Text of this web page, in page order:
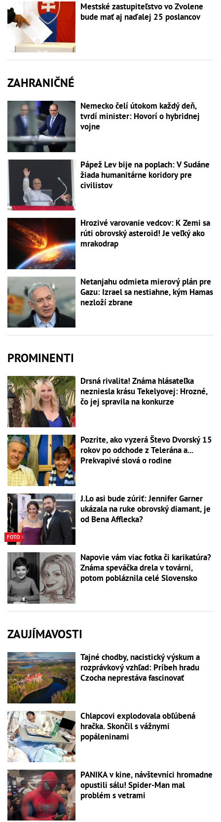
Mestské zastupiteľstvo vo Zvolene
bude mať aj naďalej 25 poslancov
ZAHRANIČNÉ
Nemecko čelí útokom každý deň,
tvrdí minister: Hovorí o hybridnej
vojne
Pápež Lev bije na poplach: V Sudáne
žiada humanitárne koridory pre
civilistov
Hrozivé varovanie vedcov: K Zemi sa
rúti obrovský asteroid! Je veľký ako
mrakodrap
Netanjahu odmieta mierový plán pre
Gazu: Izrael sa nestiahne, kým Hamas
nezloží zbrane
PROMINENTI
Drsná rivalita! Známa hlásateľka
nezniesla krásu Tekelyovej: Hrozné,
čo jej spravila na konkurze
Pozrite, ako vyzerá Števo Dvorský 15
rokov po odchode z Telerána a...
Prekvapivé slová o rodine
FOTO
J.Lo asi bude zúriť: Jennifer Garner
ukázala na ruke obrovský diamant, je
od Bena Afflecka?
Napovie vám viac fotka či karikatúra?
Známa speváčka drela v továrni,
potom pobláznila celé Slovensko
ZAUJÍMAVOSTI
Tajné chodby, nacistický výskum a
rozprávkový vzhľad: Príbeh hradu
Czocha neprestáva fascinovať
Chlapcovi explodovala obľúbená
hračka. Skončil s vážnymi
popáleninami
PANIKA v kine, návštevníci hromadne
opustili sálu! Spider-Man mal
problém s vetrami